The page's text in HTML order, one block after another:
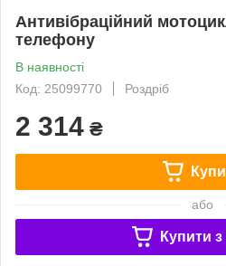
Антивібраційний
телефону
В наявності
Код: 25099770
Роздріб
2 314 ₴
або
Купити з